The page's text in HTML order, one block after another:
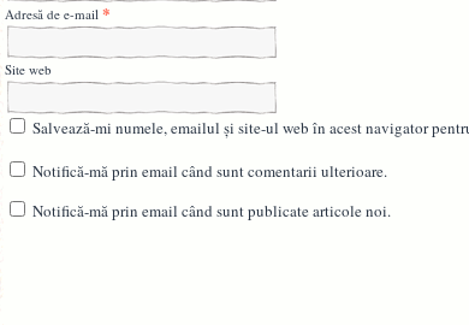
Adresă de e-mail *
Site web
Salvează-mi numele, emailul și site-ul web în acest navigator
Notifică-mă prin email când sunt comentarii ulterioare.
Notifică-mă prin email când sunt publicate articole noi.